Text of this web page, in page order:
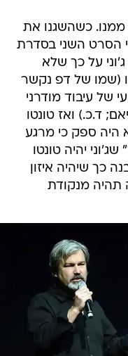
ממנו. כשהשגנו את
צילומי הסרט השני בסדרת
על כך שלא
(שמו של דפ נקשר
של עיבוד מודרני
ד.כ.) ואז טונטו
ספק כי מרגע
יהיה טונטו
כך שיהיה איזון
תהיה מנקודת